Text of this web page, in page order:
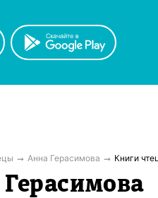
Анна Герасимова Книги